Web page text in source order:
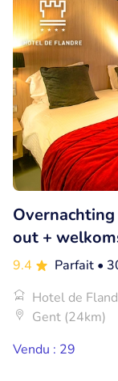
out +
9.4 Parfait •
Hotel de
Gent (24km)
Vendu : 29